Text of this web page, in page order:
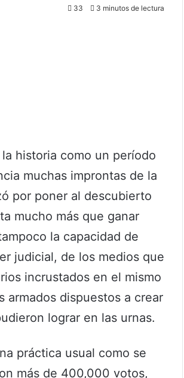
33 3 minutos de lectura
historia como un período
muchas improntas de la
por poner al descubierto
mucho más que ganar
la capacidad de
judicial, de los medios que
incrustados en el mismo
armados dispuestos a crear
lograr en las urnas.
práctica usual como se
más de 400,000 votos,